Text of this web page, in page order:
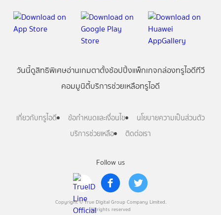
Follow us
Copyright © True Digital Group Company Limited.
All rights reserved
วันนี้ดูสิทธิพิเศษอ่านเกมตาตั้งช้อปปิ้งแพ็กเกจกล่องทรูไอดีทีวี
คอมมูนิตี้บริการช่วยเหลือทรูไอดี
เกี่ยวกับทรูไอดี ข้อกำหนดและเงื่อนไข
นโยบายความเป็นส่วนตัว
บริการช่วยเหลือ
ติดต่อเรา